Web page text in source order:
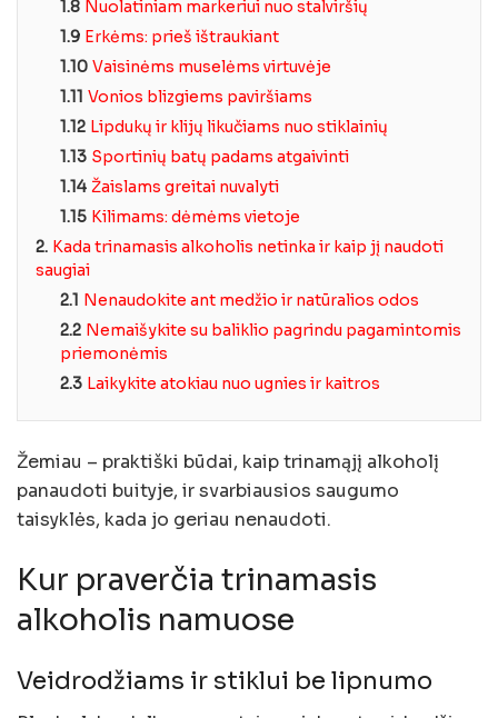
1.8 Nuolatiniam markeriui nuo stalviršių
1.9 Erkėms: prieš ištraukiant
1.10 Vaisinėms muselėms virtuvėje
1.11 Vonios blizgiems paviršiams
1.12 Lipdukų ir klijų likučiams nuo stiklainių
1.13 Sportinių batų padams atgaivinti
1.14 Žaislams greitai nuvalyti
1.15 Kilimams: dėmėms vietoje
2. Kada trinamasis alkoholis netinka ir kaip jį naudoti
saugiai
2.1 Nenaudokite ant medžio ir natūralios odos
2.2 Nemaišykite su baliklio pagrindu pagamintomis
priemonėmis
2.3 Laikykite atokiau nuo ugnies ir kaitros
Žemiau – praktiški būdai, kaip trinamąjį alkoholį
panaudoti buityje, ir svarbiausios saugumo
taisyklės, kada jo geriau nenaudoti.
Kur praverčia trinamasis
alkoholis namuose
Veidrodžiams ir stiklui be lipnumo